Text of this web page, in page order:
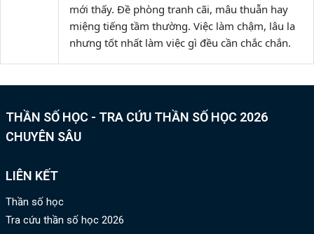
mới thấy. Đề phòng tranh cãi, mâu thuẫn hay
miệng tiếng tầm thường. Việc làm chậm, lâu la
nhưng tốt nhất làm việc gì đều cần chắc chắn.
THẦN SỐ HỌC - TRA CỨU THẦN SỐ HỌC 2026
CHUYÊN SÂU
LIÊN KẾT
Thần số học
Tra cứu thần số học 2026